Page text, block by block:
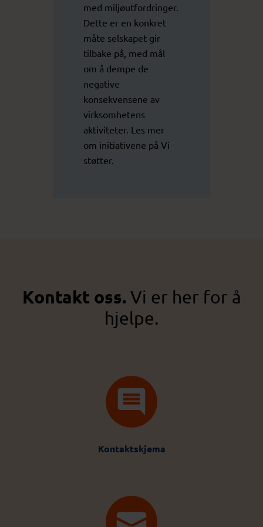
med miljøutfordringer.
Dette er en konkret
måte selskapet gir
tilbake på, med mål
om å dempe de
negative
konsekvensene av
virksomhetens
aktiviteter. Les mer
om initiativene på Vi
støtter.
Kontakt oss.Vi er her for å
hjelpe.
Kontaktskjema